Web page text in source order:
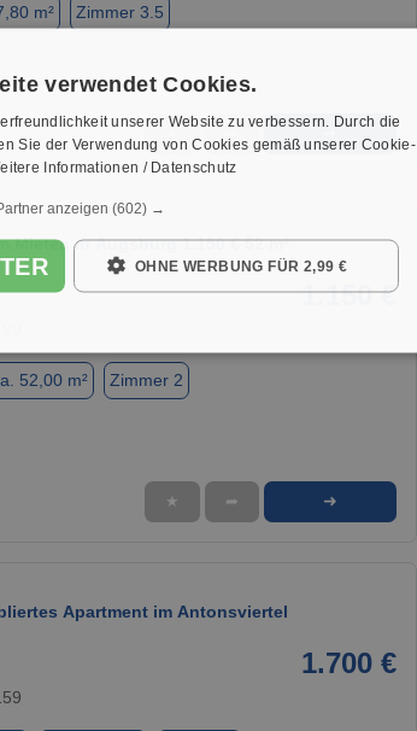
m² Zimmer 3.5
Mieten in Augsburg 1.150 € 52 m²
1.150 €
52,00 m² Zimmer 2
★ ➦ ➜
Apartment im Antonsviertel
1.700 €
verwendet Cookies.
unserer Website zu verbessern. Durch die
Sie der Verwendung von Cookies gemäß unserer Cookie-
Informationen / Datenschutz
anzeigen (602) →
OHNE WERBUNG FÜR 2,99 €